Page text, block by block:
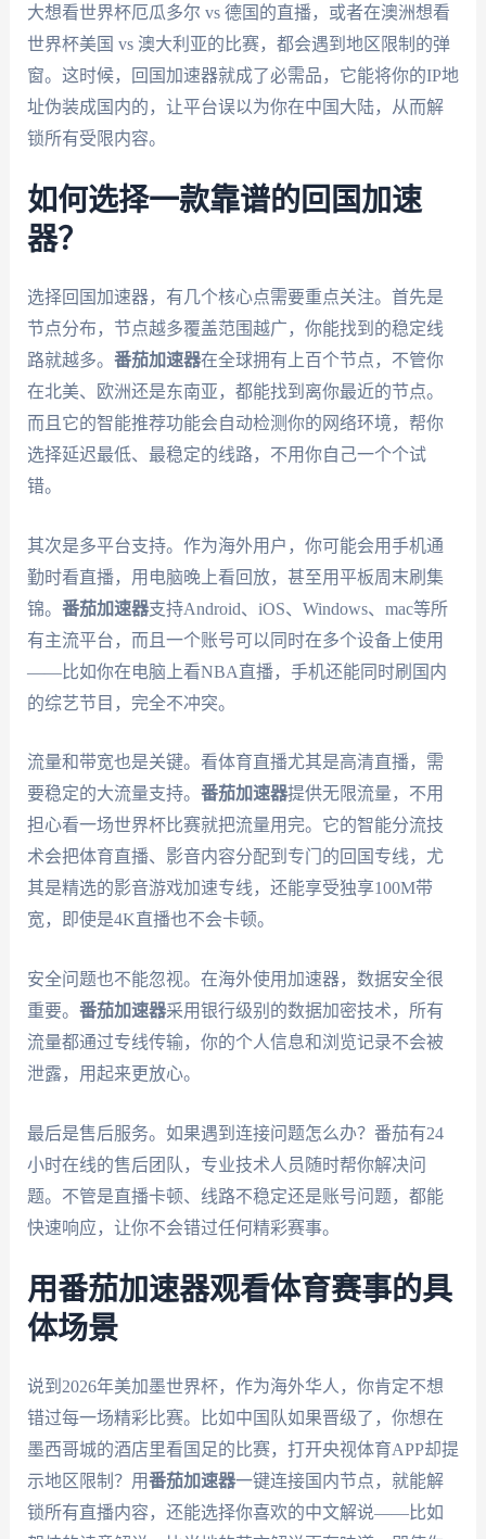
大想看世界杯厄瓜多尔 vs 德国的直播，或者在澳洲想看
世界杯美国 vs 澳大利亚的比赛，都会遇到地区限制的弹
窗。这时候，回国加速器就成了必需品，它能将你的IP地
址伪装成国内的，让平台误以为你在中国大陆，从而解
锁所有受限内容。
如何选择一款靠谱的回国加速
器？
选择回国加速器，有几个核心点需要重点关注。首先是
节点分布，节点越多覆盖范围越广，你能找到的稳定线
路就越多。 番茄加速器在全球拥有上百个节点，不管你
在北美、欧洲还是东南亚，都能找到离你最近的节点。
而且它的智能推荐功能会自动检测你的网络环境，帮你
选择延迟最低、最稳定的线路，不用你自己一个个试
错。
其次是多平台支持。作为海外用户，你可能会用手机通
勤时看直播，用电脑晚上看回放，甚至用平板周末刷集
锦。 番茄加速器支持Android、iOS、Windows、mac等所
有主流平台，而且一个账号可以同时在多个设备上使用
——比如你在电脑上看NBA直播，手机还能同时刷国内
的综艺节目，完全不冲突。
流量和带宽也是关键。看体育直播尤其是高清直播，需
要稳定的大流量支持。 番茄加速器提供无限流量，不用
担心看一场世界杯比赛就把流量用完。它的智能分流技
术会把体育直播、影音内容分配到专门的回国专线，尤
其是精选的影音游戏加速专线，还能享受独享100M带
宽，即使是4K直播也不会卡顿。
安全问题也不能忽视。在海外使用加速器，数据安全很
重要。 番茄加速器采用银行级别的数据加密技术，所有
流量都通过专线传输，你的个人信息和浏览记录不会被
泄露，用起来更放心。
最后是售后服务。如果遇到连接问题怎么办？番茄有24
小时在线的售后团队，专业技术人员随时帮你解决问
题。不管是直播卡顿、线路不稳定还是账号问题，都能
快速响应，让你不会错过任何精彩赛事。
用番茄加速器观看体育赛事的具
体场景
说到2026年美加墨世界杯，作为海外华人，你肯定不想
错过每一场精彩比赛。比如中国队如果晋级了，你想在
墨西哥城的酒店里看国足的比赛，打开央视体育APP却提
示地区限制？用番茄加速器一键连接国内节点，就能解
锁所有直播内容，还能选择你喜欢的中文解说——比如